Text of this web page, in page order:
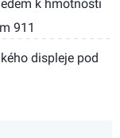
k hmotnosti
911
displeje pod